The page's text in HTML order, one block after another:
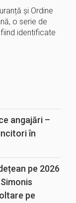
și Ordine
o serie de
identificate
angajări –
în
pe 2026
pe